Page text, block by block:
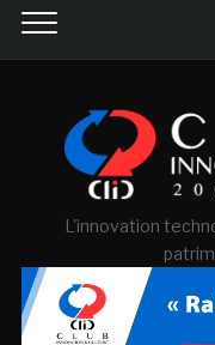
L'innovation